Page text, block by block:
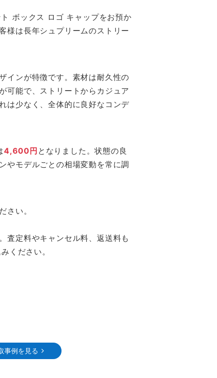
ボックス ロゴ キャップをお預か
様は長年シュプリームのストリー
インが特徴です。素材は耐久性の
可能で、ストリートからカジュア
は少なく、全体的に良好なコンデ
4,600円 となりました。状態の良
やモデルごとの相場変動を常に調
さい。
査定料やキャンセル料、返送料も
ください。
事例を見る